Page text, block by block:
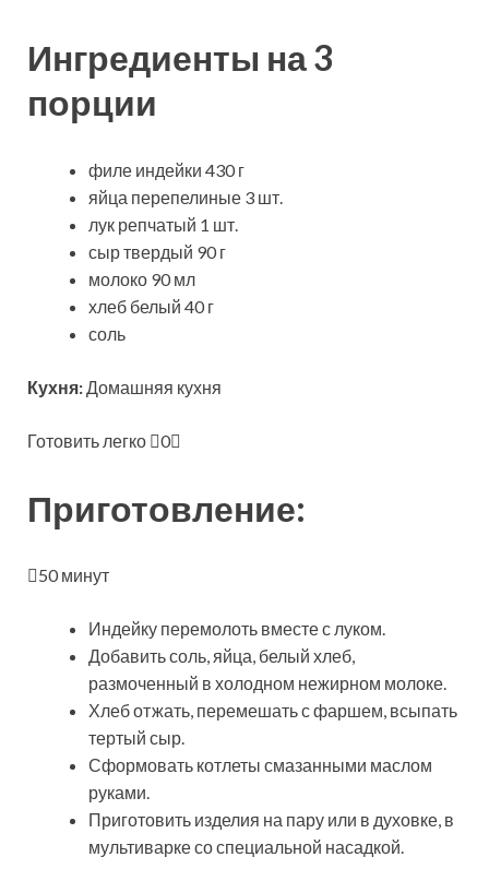
Ингредиенты на 3
порции
филе индейки 430 г
яйца перепелиные 3 шт.
лук репчатый 1 шт.
сыр твердый 90 г
молоко 90 мл
хлеб белый 40 г
соль
Кухня: Домашняя кухня
Готовить легко 0
Приготовление:
50 минут
Индейку перемолоть вместе с луком.
Добавить соль, яйца, белый хлеб,
размоченный в холодном нежирном молоке.
Хлеб отжать, перемешать с фаршем, всыпать
тертый сыр.
Сформовать котлеты смазанными маслом
руками.
Приготовить изделия на пару или в духовке, в
мультиварке со специальной насадкой.